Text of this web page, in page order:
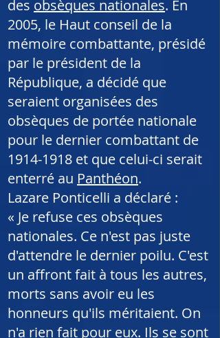
des obsèques nationales. En
2005, le Haut conseil de la
mémoire combattante, présidé
par le président de la
République, a décidé que
seraient organisées des
obsèques de portée nationale
pour le dernier combattant de
1914-1918 et que celui-ci serait
enterré au Panthéon.
Lazare Ponticelli a déclaré :
« Je refuse ces obsèques
nationales. Ce n'est pas juste
d'attendre le dernier poilu. C'est
un affront fait à tous les autres,
morts sans avoir eu les
honneurs qu'ils méritaient. On
n'a rien fait pour eux. Ils se sont